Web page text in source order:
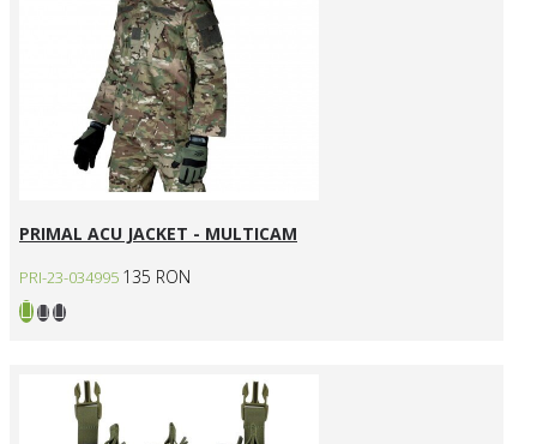
PRIMAL ACU JACKET - MULTICAM
PRI-23-034995 135 RON